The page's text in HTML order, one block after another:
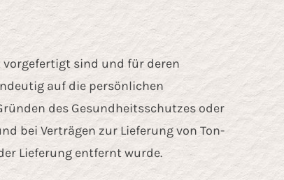
vorgefertigt sind und für deren
auf die persönlichen
des Gesundheitsschutzes oder
bei Verträgen zur Lieferung von Ton-
Lieferung entfernt wurde.